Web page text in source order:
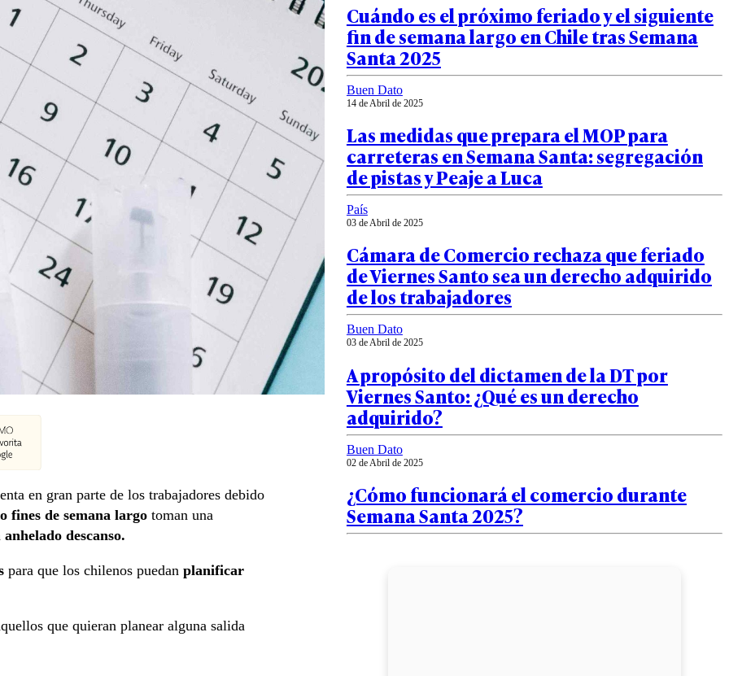
en gran parte de los trabajadores debido
fines de semana largo toman una
anhelado descanso.
para que los chilenos puedan planificar
que quieran planear alguna salida
Cuándo es el próximo feriado y el siguiente
fin de semana largo en Chile tras Semana
Santa 2025
Buen Dato
14 de Abril de 2025
Las medidas que prepara el MOP para
carreteras en Semana Santa: segregación
de pistas y Peaje a Luca
País
03 de Abril de 2025
Cámara de Comercio rechaza que feriado
de Viernes Santo sea un derecho adquirido
de los trabajadores
Buen Dato
03 de Abril de 2025
A propósito del dictamen de la DT por
Viernes Santo: ¿Qué es un derecho
adquirido?
Buen Dato
02 de Abril de 2025
¿Cómo funcionará el comercio durante
Semana Santa 2025?